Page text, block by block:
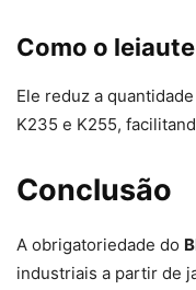
Como o
Ele reduz a
K235 e K255,
Conclusão
A obrigatoriedade do
industriais a partir de